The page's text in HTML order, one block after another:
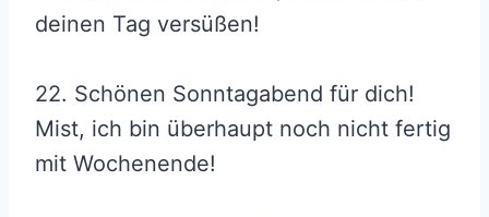
deinen Tag versüßen!
22. Schönen Sonntagabend für dich!
Mist, ich bin überhaupt noch nicht fertig
mit Wochenende!